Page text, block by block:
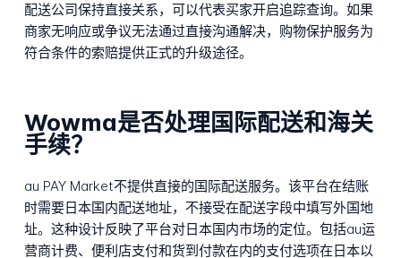
配送公司保持直接关系，可以代表买家开启追踪查询。如果
商家无响应或争议无法通过直接沟通解决，购物保护服务为
符合条件的索赔提供正式的升级途径。
Wowma是否处理国际配送和海关
手续？
au PAY Market不提供直接的国际配送服务。该平台在结账
时需要日本国内配送地址，不接受在配送字段中填写外国地
址。这种设计反映了平台对日本国内市场的定位。包括au运
营商计费、便利店支付和货到付款在内的支付选项在日本以